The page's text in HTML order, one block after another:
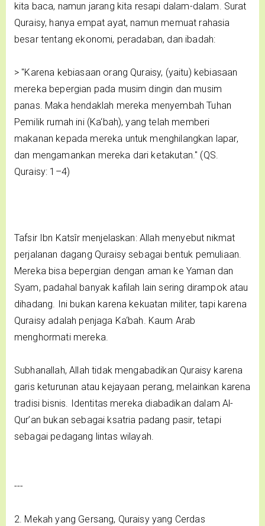
kita baca, namun jarang kita resapi dalam-dalam. Surat
Quraisy, hanya empat ayat, namun memuat rahasia
besar tentang ekonomi, peradaban, dan ibadah:
> "Karena kebiasaan orang Quraisy, (yaitu) kebiasaan
mereka bepergian pada musim dingin dan musim
panas. Maka hendaklah mereka menyembah Tuhan
Pemilik rumah ini (Ka‘bah), yang telah memberi
makanan kepada mereka untuk menghilangkan lapar,
dan mengamankan mereka dari ketakutan." (QS.
Quraisy: 1–4)
Tafsir Ibn Katsîr menjelaskan: Allah menyebut nikmat
perjalanan dagang Quraisy sebagai bentuk pemuliaan.
Mereka bisa bepergian dengan aman ke Yaman dan
Syam, padahal banyak kafilah lain sering dirampok atau
dihadang. Ini bukan karena kekuatan militer, tapi karena
Quraisy adalah penjaga Ka‘bah. Kaum Arab
menghormati mereka.
Subhanallah, Allah tidak mengabadikan Quraisy karena
garis keturunan atau kejayaan perang, melainkan karena
tradisi bisnis. Identitas mereka diabadikan dalam Al-
Qur’an bukan sebagai ksatria padang pasir, tetapi
sebagai pedagang lintas wilayah.
---
2. Mekah yang Gersang, Quraisy yang Cerdas